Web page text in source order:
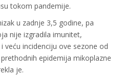
tokom pandemije.
u zadnje 3,5 godine, pa
nije izgradila imunitet,
incidenciju ove sezone od
epidemija mikoplazne
je.